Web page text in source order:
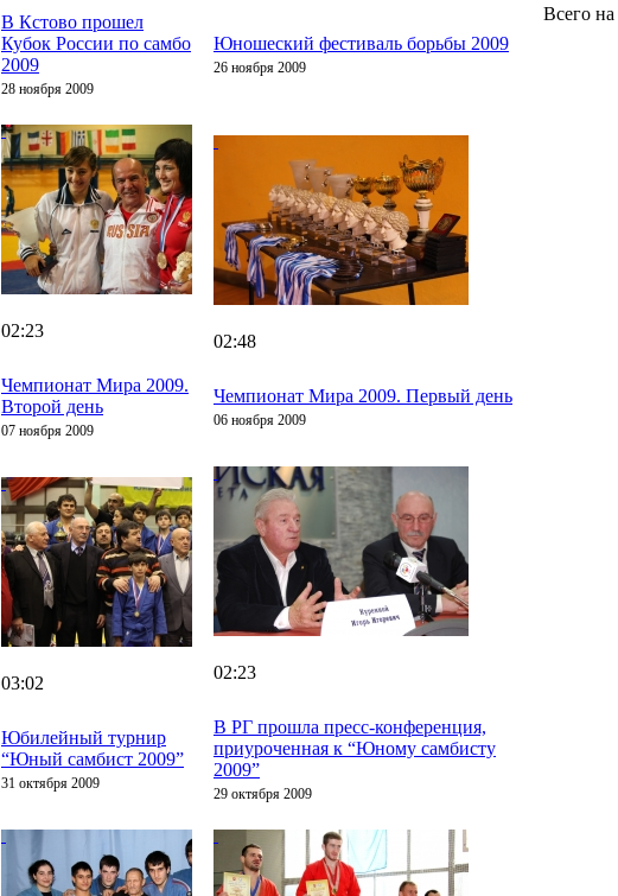
В Кстово прошел
Кубок России по самбо
2009
28 ноября 2009
Юношеский фестиваль борьбы 2009
26 ноября 2009
02:23
Чемпионат Мира 2009.
Второй день
07 ноября 2009
02:48
Чемпионат Мира 2009. Первый день
06 ноября 2009
03:02
Юбилейный турнир
“Юный самбист 2009”
31 октября 2009
02:23
В РГ прошла пресс-конференция,
приуроченная к “Юному самбисту
2009”
29 октября 2009
Всего на